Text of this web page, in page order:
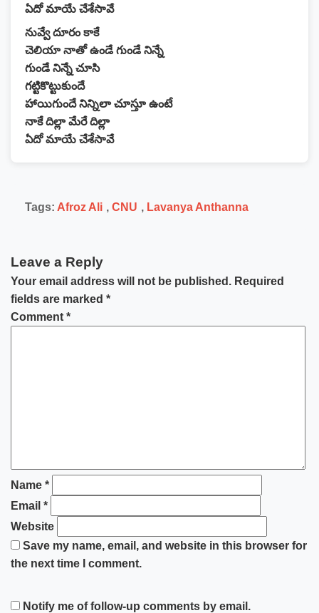
ఏదో మాయే చేశేసావే
నువ్వే దూరం కాకే
చెలియా నాతో ఉండే గుండే నిన్నే
గుండే నిన్నే చూసి
గట్టికొట్టుకుందే
హాయిగుందే నిన్నిలా చూస్తూ ఉంటే
నాకే దిల్లా మేరే దిల్లా
ఏదో మాయే చేశేసావే
Tags: Afroz Ali , CNU , Lavanya Anthanna
Leave a Reply
Your email address will not be published. Required
fields are marked *
Comment *
Name *
Email *
Website
Save my name, email, and website in this browser for
the next time I comment.
Notify me of follow-up comments by email.